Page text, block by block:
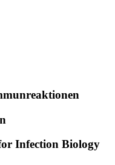
Infection Biology